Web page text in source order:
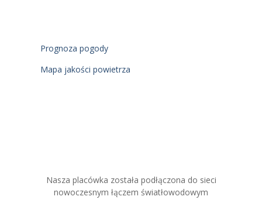
Prognoza pogody
Mapa jakości powietrza
Nasza placówka została podłączona do sieci
nowoczesnym łączem światłowodowym